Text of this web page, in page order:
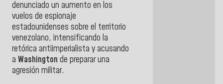
denunciado un aumento en los
vuelos de espionaje
estadounidenses sobre el territorio
venezolano, intensificando la
retórica antiimperialista y acusando
a Washington de preparar una
agresión militar.